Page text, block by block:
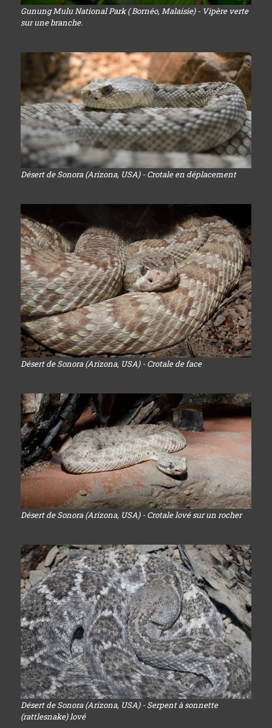
Gunung Mulu National Park ( Bornéo, Malaisie) - Vipère verte
sur une branche.
Désert de Sonora (Arizona, USA) - Crotale en déplacement
Désert de Sonora (Arizona, USA) - Crotale de face
Désert de Sonora (Arizona, USA) - Crotale lové sur un rocher
Désert de Sonora (Arizona, USA) - Serpent à sonnette
(rattlesnake) lové